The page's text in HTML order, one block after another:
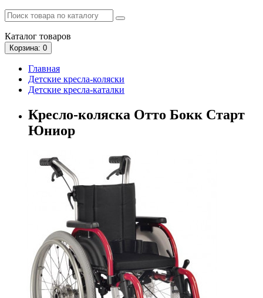
Каталог товаров
Корзина: 0
Главная
Детские кресла-коляски
Детские кресла-каталки
Кресло-коляска Отто Бокк Старт
Юниор